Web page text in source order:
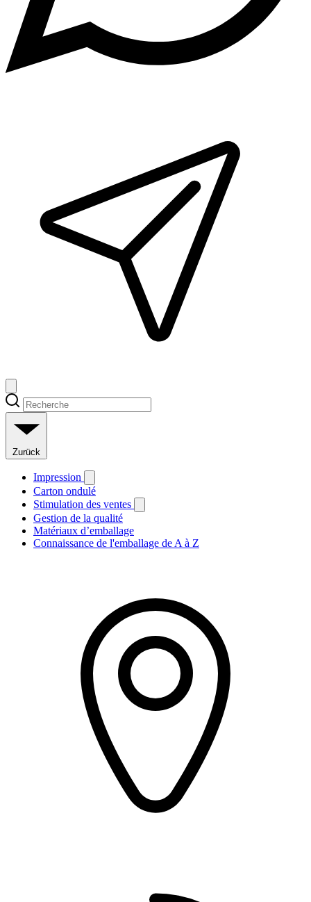
Zurück
Impression
Carton ondulé
Stimulation des ventes
Gestion de la qualité
Matériaux d’emballage
Connaissance de l'emballage de A à Z